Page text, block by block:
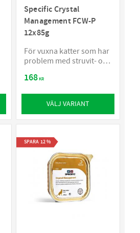
Specific Crystal
Management FCW-P
12x85g
För vuxna katter som har
problem med struvit- och
168KR
VÄLJ VARIANT
SPARA 12%